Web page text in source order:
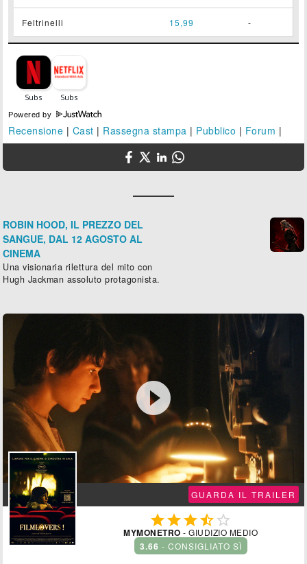
Feltrinelli 15,99 -
Powered by
Recensione | Cast | Rassegna stampa | Pubblico | Forum |
ROBIN HOOD, IL PREZZO DEL
SANGUE, DAL 12 AGOSTO AL
CINEMA
Una visionaria rilettura del mito con
Hugh Jackman assoluto protagonista.

GUARDA IL TRAILER
 
MYMONETRO - GIUDIZIO MEDIO
3.66 - CONSIGLIATO SÌ